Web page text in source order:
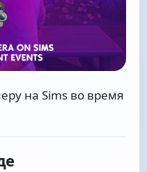
на Sims во время